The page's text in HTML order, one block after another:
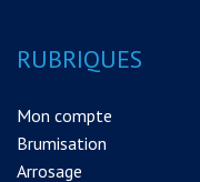
RUBRIQUES
Mon compte
Brumisation
Arrosage